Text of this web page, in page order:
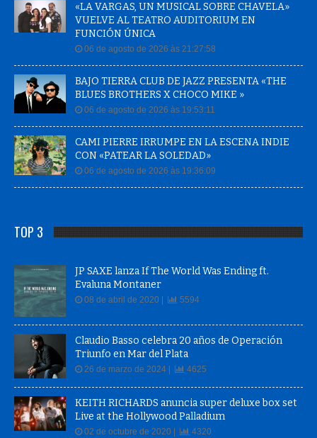
«LA VARGAS, UN MUSICAL SOBRE CHAVELA»
VUELVE AL TEATRO AUDITORIUM EN
FUNCIÓN ÚNICA
06 de agosto de 2026 às 21:27:58
BAJO TIERRA CLUB DE JAZZ PRESENTA «THE
BLUES BROTHERS X CHOCO MIKE »
06 de agosto de 2026 às 19:53:11
CAMI PIERRE IRRUMPE EN LA ESCENA INDIE
CON «PATEAR LA SOLEDAD»
06 de agosto de 2026 às 19:36:09
TOP 3
JP SAXE lanza If The World Was Ending ft.
Evaluna Montaner
08 de abril de 2020 | 5594
Claudio Basso celebra 20 años de Operación
Triunfo en Mar del Plata
26 de marzo de 2024 | 4625
KEITH RICHARDS anuncia super deluxe box set
Live at the Hollywood Palladium
02 de octubre de 2020 | 4320